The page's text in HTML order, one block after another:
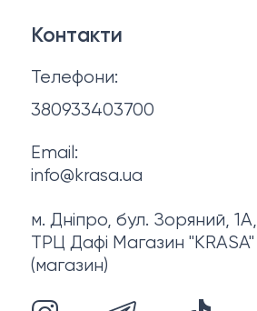
Політика конфіденційності
Про нас
Контакти
Телефони:
380933403700
Email:
info@krasa.ua
м. Дніпро, бул. Зоряний, 1А,
ТРЦ Дафі Магазин "KRASA"
(магазин)